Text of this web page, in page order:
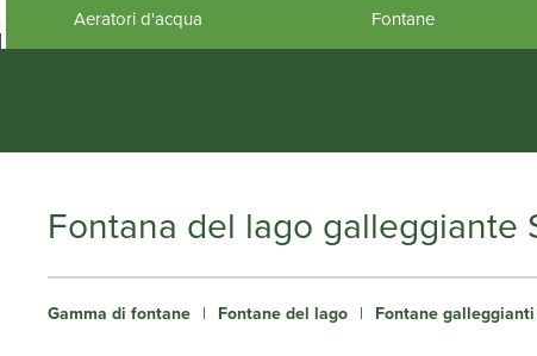
Aeratori d'acqua Fontane
Fontana del lago galleggiante
Gamma di fontane | Fontane del lago | Fontane